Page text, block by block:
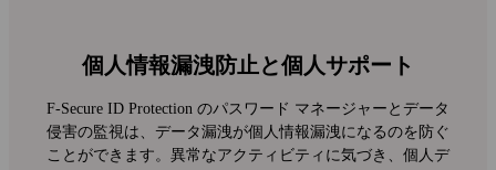
個人情報漏洩防止と個人サポート
F‑Secure ID Protection のパスワード マネージャーとデータ
侵害の監視は、データ漏洩が個人情報漏洩になるのを防ぐ
ことができます。異常なアクティビティに気づき、個人デ